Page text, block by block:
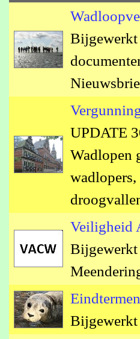
Bijgewerkt
UPDATE
Wadlopen
Veiligheid
Bijgewerkt
Bijgewerkt